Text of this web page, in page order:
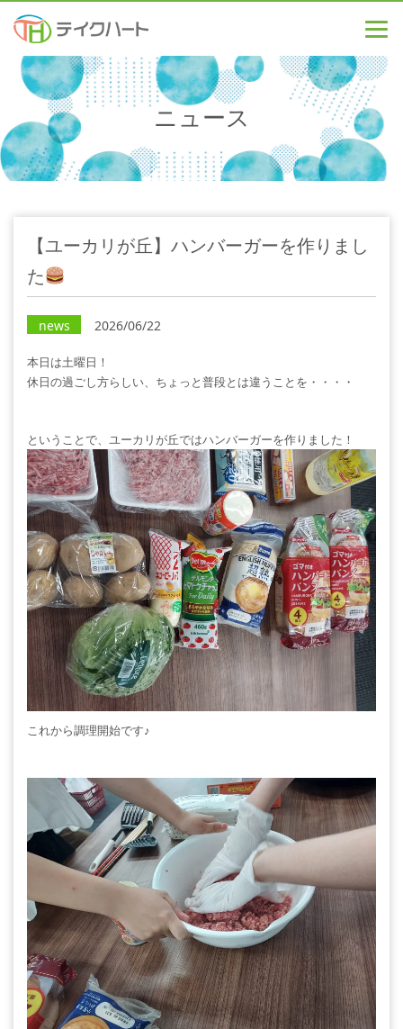
ニュース
【ユーカリが丘】ハンバーガーを作りまし
た
news 2026/06/22
本日は土曜日！
休日の過ごし方らしい、ちょっと普段とは違うことを・・・・
ということで、ユーカリが丘ではハンバーガーを作りました！
これから調理開始です♪